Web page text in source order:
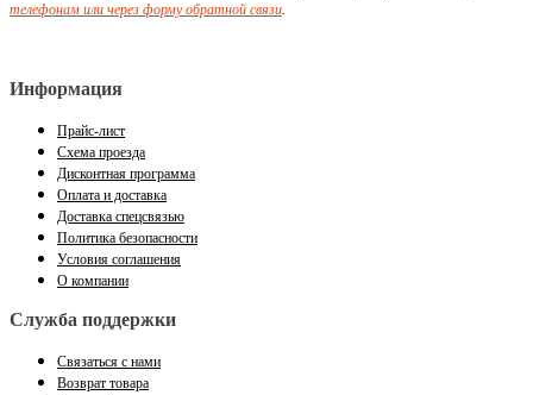
телефонам или через форму обратной связи.
Информация
Прайс-лист
Схема проезда
Дисконтная программа
Оплата и доставка
Доставка спецсвязью
Политика безопасности
Условия соглашения
О компании
Служба поддержки
Связаться с нами
Возврат товара